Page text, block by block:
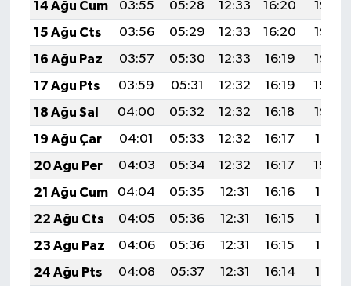
14 Ağu Cum
03:55 05:28 12:33 16:20
19:28
15 Ağu Cts
03:56 05:29 12:33 16:20
19:26
16 Ağu Paz
03:57 05:30 12:33 16:19
19:25
17 Ağu Pts
03:59 05:31 12:32 16:19
19:24
18 Ağu Sal
04:00 05:32 12:32 16:18
19:22
19 Ağu Çar
04:01 05:33 12:32 16:17
19:21
20 Ağu Per
04:03 05:34 12:32 16:17
19:20
21 Ağu Cum
04:04 05:35 12:31 16:16
19:18
22 Ağu Cts
04:05 05:36 12:31 16:15
19:17
23 Ağu Paz
04:06 05:36 12:31 16:15
19:15
24 Ağu Pts
04:08 05:37 12:31 16:14
19:14